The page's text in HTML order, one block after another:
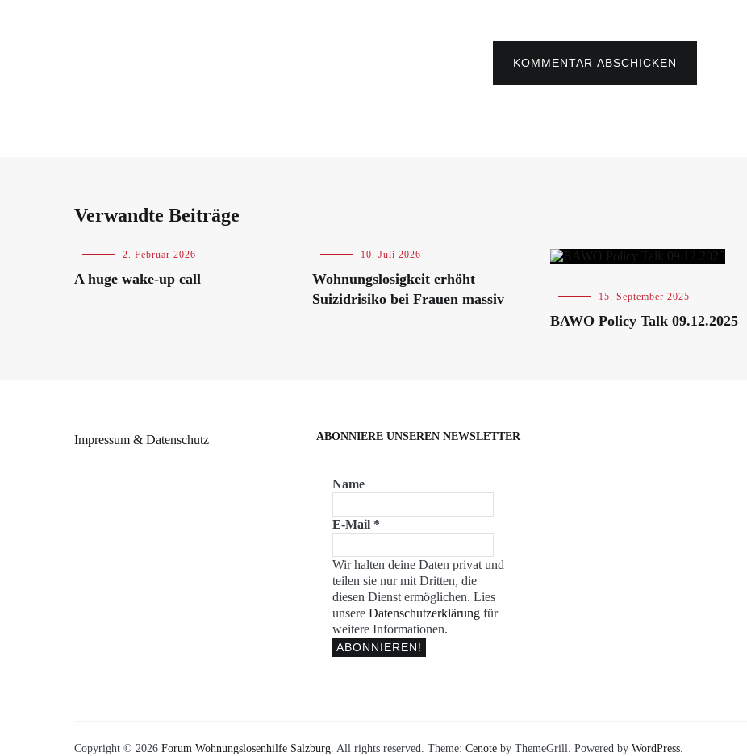
KOMMENTAR ABSCHICKEN
Verwandte Beiträge
Blog ,
2. Februar 2026
A huge wake-up call
Blog 10. Juli 2026
Wohnungslosigkeit erhöht
Suizidrisiko bei Frauen massiv
Blog ,
15. September 2025
BAWO Policy Talk 09.12.2025
Impressum & Datenschutz ABONNIERE UNSEREN NEWSLETTER
Name
E-Mail *
Wir halten deine Daten privat und
teilen sie nur mit Dritten, die
diesen Dienst ermöglichen. Lies
unsere Datenschutzerklärung für
weitere Informationen.
Copyright © 2026 Forum Wohnungslosenhilfe Salzburg . All rights reserved. Theme: Cenote by ThemeGrill. Powered by WordPress